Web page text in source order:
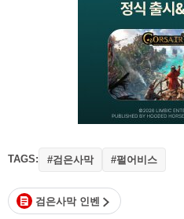
TAGS: #검은사막 #펄어비스
검은사막 인벤